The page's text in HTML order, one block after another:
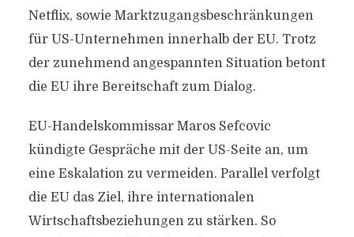
Netflix, sowie Marktzugangsbeschränkungen
für US-Unternehmen innerhalb der EU. Trotz
der zunehmend angespannten Situation betont
die EU ihre Bereitschaft zum Dialog.
EU-Handelskommissar Maros Sefcovic
kündigte Gespräche mit der US-Seite an, um
eine Eskalation zu vermeiden. Parallel verfolgt
die EU das Ziel, ihre internationalen
Wirtschaftsbeziehungen zu stärken. So